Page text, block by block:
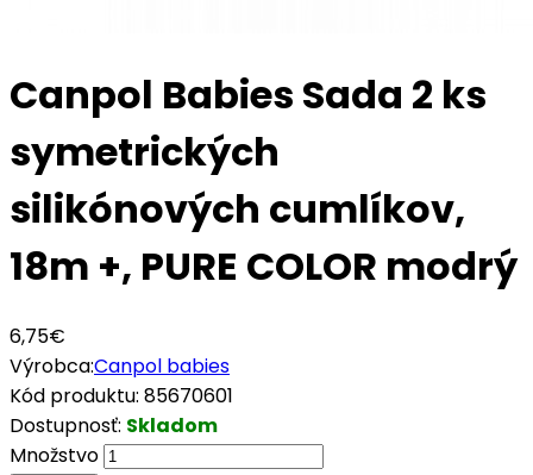
Canpol Babies Sada 2 ks
symetrických
silikónových cumlíkov,
18m +, PURE COLOR modrý
6,75€
Výrobca:Canpol babies
Kód produktu: 85670601
Dostupnosť: Skladom
Množstvo